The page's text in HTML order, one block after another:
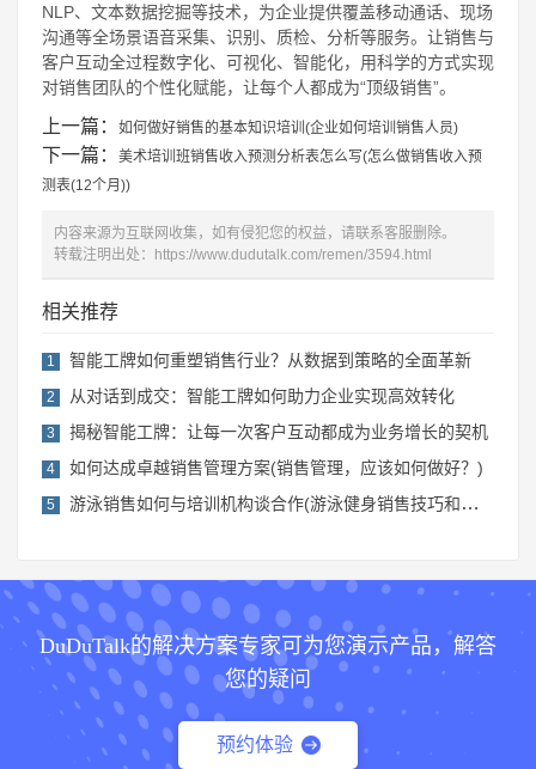
NLP、文本数据挖掘等技术，为企业提供覆盖移动通话、现场
沟通等全场景语音采集、识别、质检、分析等服务。让销售与
客户互动全过程数字化、可视化、智能化，用科学的方式实现
对销售团队的个性化赋能，让每个人都成为“顶级销售”。
上一篇： 如何做好销售的基本知识培训(企业如何培训销售人员)
下一篇：
美术培训班销售收入预测分析表怎么写(怎么做销售收入预
测表(12个月))
内容来源为互联网收集，如有侵犯您的权益，请联系客服删除。
转载注明出处：
https://www.dudutalk.com/remen/3594.html
相关推荐
1 智能工牌如何重塑销售行业？从数据到策略的全面革新
2 从对话到成交：智能工牌如何助力企业实现高效转化
3 揭秘智能工牌：让每一次客户互动都成为业务增长的契机
4 如何达成卓越销售管理方案(销售管理，应该如何做好？)
5 游泳销售如何与培训机构谈合作(游泳健身销售技巧和话术)
DuDuTalk的解决方案专家可为您演示产品，解答
您的疑问
预约体验